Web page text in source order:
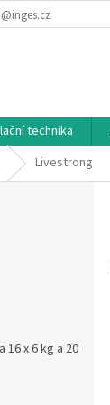
technika
Livestrong
16 x 6 kg a 20